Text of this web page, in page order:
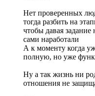
Нет проверенных
тогда разбить на
чтобы давая задание
сами наработали
А к моменту когда
полную, но уже
Ну а так жизнь ни
отношения не